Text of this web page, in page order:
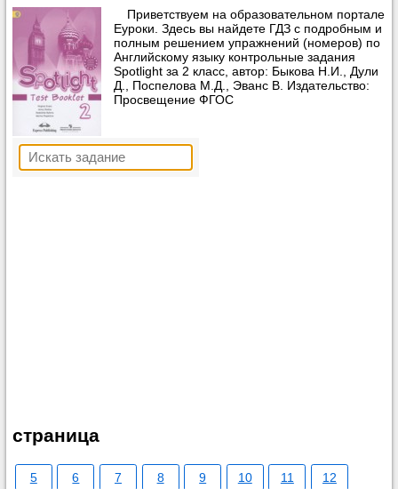
Приветствуем на образовательном портале
Еуроки. Здесь вы найдете ГДЗ с подробным и
полным решением упражнений (номеров) по
Английскому языку контрольные задания
Spotlight за 2 класс, автор: Быкова Н.И., Дули
Д., Поспелова М.Д., Эванс В. Издательство:
Просвещение ФГОС
страница
5 6 7 8 9 10 11 12